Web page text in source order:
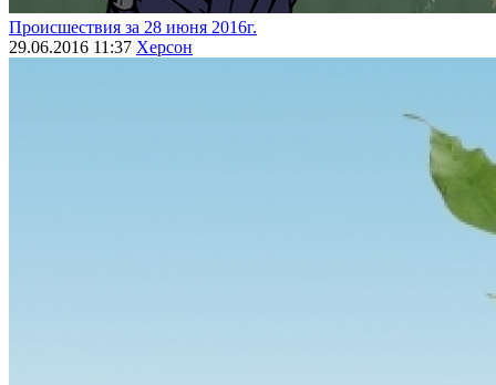
Происшествия за 28 июня 2016г.
29.06.2016 11:37 Херсон